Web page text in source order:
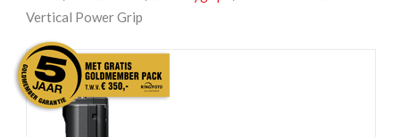
Vertical Power Grip